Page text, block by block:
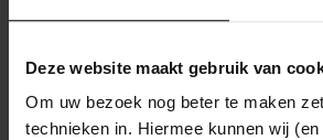
Deze website maakt gebruik van
Om uw bezoek nog beter te maken
technieken in. Hiermee kunnen wij